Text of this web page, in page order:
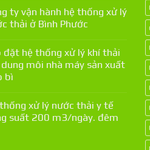
ty vận hành hệ thống xử lý
thải ở Bình Phước
đặt hệ thống xử lý khí thải
môi nhà máy sản xuất
bì
xử lý nước thải y tế
suất 200 m3/ngày. đêm